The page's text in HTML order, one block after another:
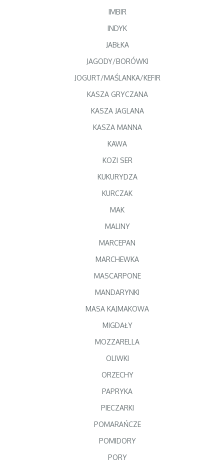
IMBIR
INDYK
JABŁKA
JAGODY/BORÓWKI
JOGURT/MAŚLANKA/KEFIR
KASZA GRYCZANA
KASZA JAGLANA
KASZA MANNA
KAWA
KOZI SER
KUKURYDZA
KURCZAK
MAK
MALINY
MARCEPAN
MARCHEWKA
MASCARPONE
MANDARYNKI
MASA KAJMAKOWA
MIGDAŁY
MOZZARELLA
OLIWKI
ORZECHY
PAPRYKA
PIECZARKI
POMARAŃCZE
POMIDORY
PORY